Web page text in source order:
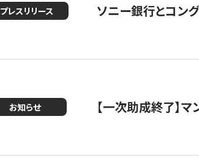
プレスリリース ソニー銀行とコン
お知らせ 【一次助成終了】